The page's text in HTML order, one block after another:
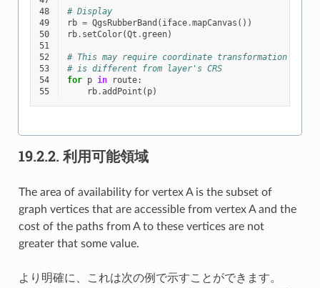
48
# Display
49
rb = QgsRubberBand ( iface.mapCanvas ())
50
rb. setColor(Qt .green)
51
52
# This may require coordinate transformation if
53
# is different from layer's CRS
54
for p in route:
55
rb.addPoint ( p)
19.2.2. 利用可能領域
The area of availability for vertex A is the subset of
graph vertices that are accessible from vertex A and the
cost of the paths from A to these vertices are not
greater that some value.
より明確に、これは次の例で示すことができます。